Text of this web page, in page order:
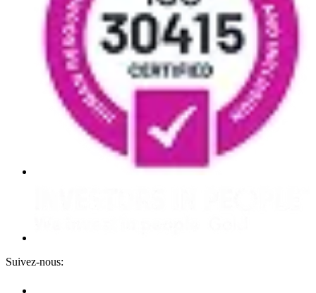
Suivez-nous: